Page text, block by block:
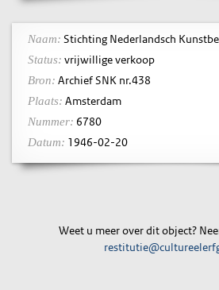
Naam: Stichting Nederlandsch
Status: vrijwillige verkoop
Bron: Archief SNK nr.438
Plaats: Amsterdam
Nummer: 6780
Datum: 1946-02-20
Weet u meer over dit object?